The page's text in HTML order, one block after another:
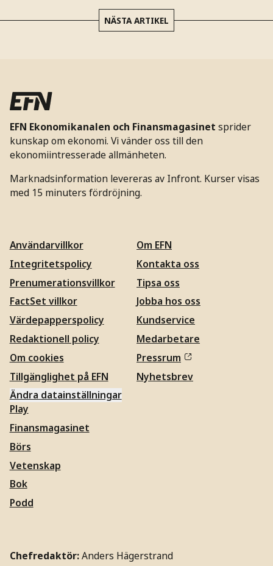
NÄSTA ARTIKEL
EFN Ekonomikanalen och Finansmagasinet sprider
kunskap om ekonomi. Vi vänder oss till den
ekonomiintresserade allmänheten.
Marknadsinformation levereras av Infront. Kurser visas
med 15 minuters fördröjning.
Användarvillkor
Integritetspolicy
Prenumerationsvillkor
FactSet villkor
Värdepapperspolicy
Redaktionell policy
Om cookies
Tillgänglighet på EFN
Ändra datainställningar
Om EFN
Kontakta oss
Tipsa oss
Jobba hos oss
Kundservice
Medarbetare
Pressrum
Nyhetsbrev
Play
Finansmagasinet
Börs
Vetenskap
Bok
Podd
Chefredaktör:Anders Hägerstrand